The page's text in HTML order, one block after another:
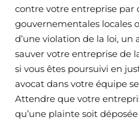
contre votre entreprise par
gouvernementales locales
d’une violation de la loi, un
sauver votre entreprise de
si vous êtes poursuivi en
avocat dans votre équipe
Attendre que votre
qu’une plainte soit